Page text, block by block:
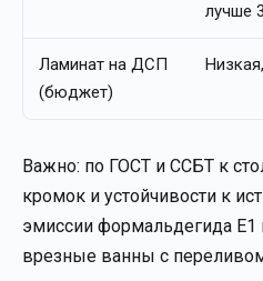
лучше
Ламинат на ДСП
(бюджет)
Важно: по ГОСТ и ССБТ к
кромок и устойчивости к
эмиссии формальдегида Е1
врезные ванны с